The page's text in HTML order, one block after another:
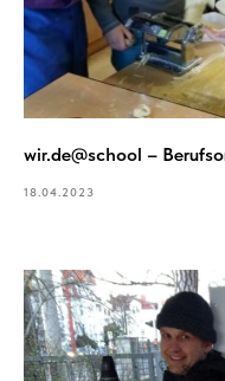
wir.de@school –
18.04.2023